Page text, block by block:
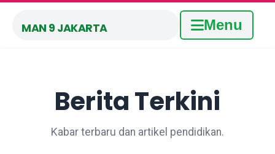
MAN 9 JAKARTA Menu
Berita Terkini
Kabar terbaru dan artikel pendidikan.